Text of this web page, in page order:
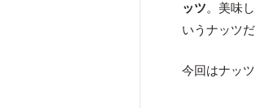
ッツ。美味
いうナッツ
今回はナッ